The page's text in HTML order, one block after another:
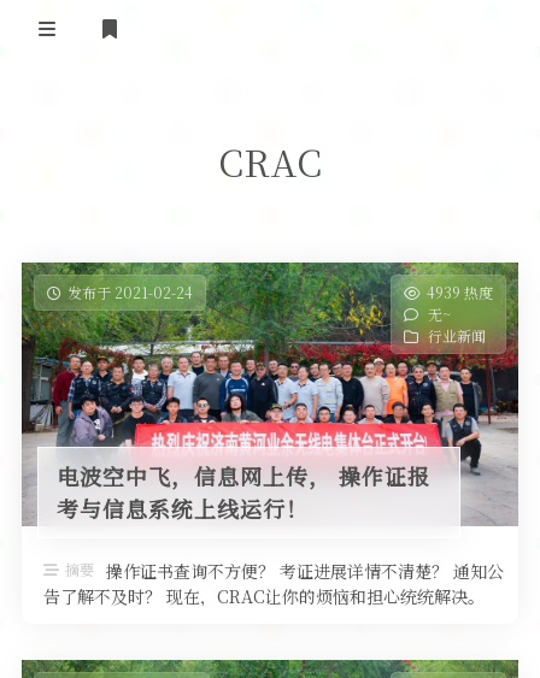
关于黄河
黄河使命
黄河新闻
政策法规
活动竞赛
行业新闻
无线电资料
BA4II
图文教程
视频资料
HAM技巧
软件
器材专区
车载类别
摩托车
编号申请
黄河直播
编号查询
CRAC
发布于 2021-02-24
4939 热度
无~
行业新闻
电波空中飞，信息网上传， 操作证报
考与信息系统上线运行！
摘要 操作证书查询不方便？ 考证进展详情不清楚？ 通知公
告了解不及时？ 现在，CRAC让你的烦恼和担心统统解决。